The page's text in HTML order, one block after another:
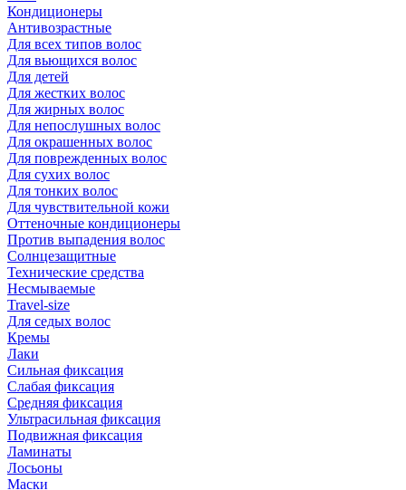
Кондиционеры
Антивозрастные
Для всех типов волос
Для вьющихся волос
Для детей
Для жестких волос
Для жирных волос
Для непослушных волос
Для окрашенных волос
Для поврежденных волос
Для сухих волос
Для тонких волос
Для чувствительной кожи
Оттеночные кондиционеры
Против выпадения волос
Солнцезащитные
Технические средства
Несмываемые
Travel-size
Для седых волос
Кремы
Лаки
Сильная фиксация
Слабая фиксация
Средняя фиксация
Ультрасильная фиксация
Подвижная фиксация
Ламинаты
Лосьоны
Маски